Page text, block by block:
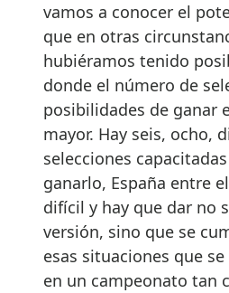
vamos a conocer el
que en otras
hubiéramos tenido
donde el número de
posibilidades de ganar
mayor. Hay seis, ocho,
selecciones
ganarlo, España entre
difícil y hay que dar no
versión, sino que se
esas situaciones que
en un campeonato tan